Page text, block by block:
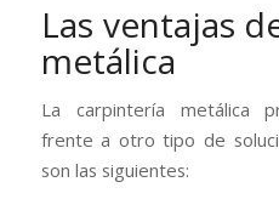
Las ventajas
metálica
La carpintería metálica
frente a otro tipo de
son las siguientes: